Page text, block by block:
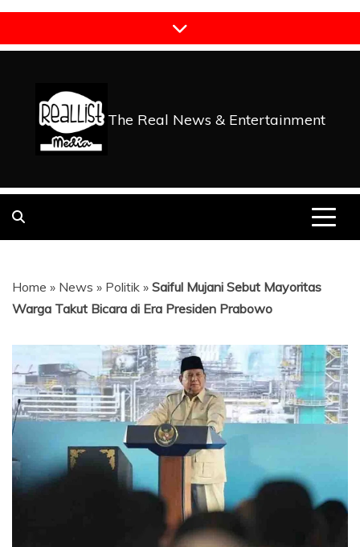
Skip
content
The Real News & Entertainment
Home » News » Politik » Saiful Mujani Sebut Mayoritas
Warga Takut Bicara di Era Presiden Prabowo